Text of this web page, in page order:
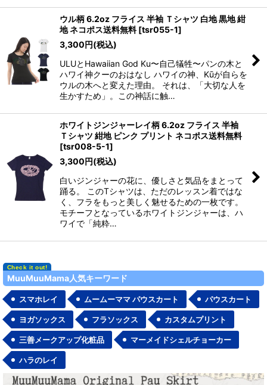
ウル柄 6.2oz フライス 半袖 Ｔシャツ 白地 黒地 紺
地 ネコポス送料無料 [tsr055-1]
3,300 円(税込)
ULUとHawaiian God Ku〜自己犠牲〜パンの木と
ハワイ神クーのおはなし ハワイの神、Kūが自らを
ウルの木へと変えた理由。 それは、「大切な人を
生かすため」。この神話に触…
ホワイトジンジャーレイ柄 6.2oz フライス 半袖
Ｔシャツ 紺地 ピンク プリント ネコポス送料無料
[tsr008-5-1]
3,300 円(税込)
白いジンジャーの花に、優しさと気品をまとって
踊る。 このTシャツは、ただのレッスン着ではな
く、フラをもっと美しく魅せるための一枚です。
モチーフとなっているホワイトジンジャーは、ハ
ワイで「純粋…
MuuMuuMama人気キーワード
スマホレイ ムームーママ パウスカート パウスカート
ヨガソックス フラソックス カスタムプリント
三善メークアップ化粧品 マーメイドシェルチョーカー
ハラのレイ